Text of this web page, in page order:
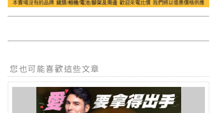
您也可能喜歡這些文章